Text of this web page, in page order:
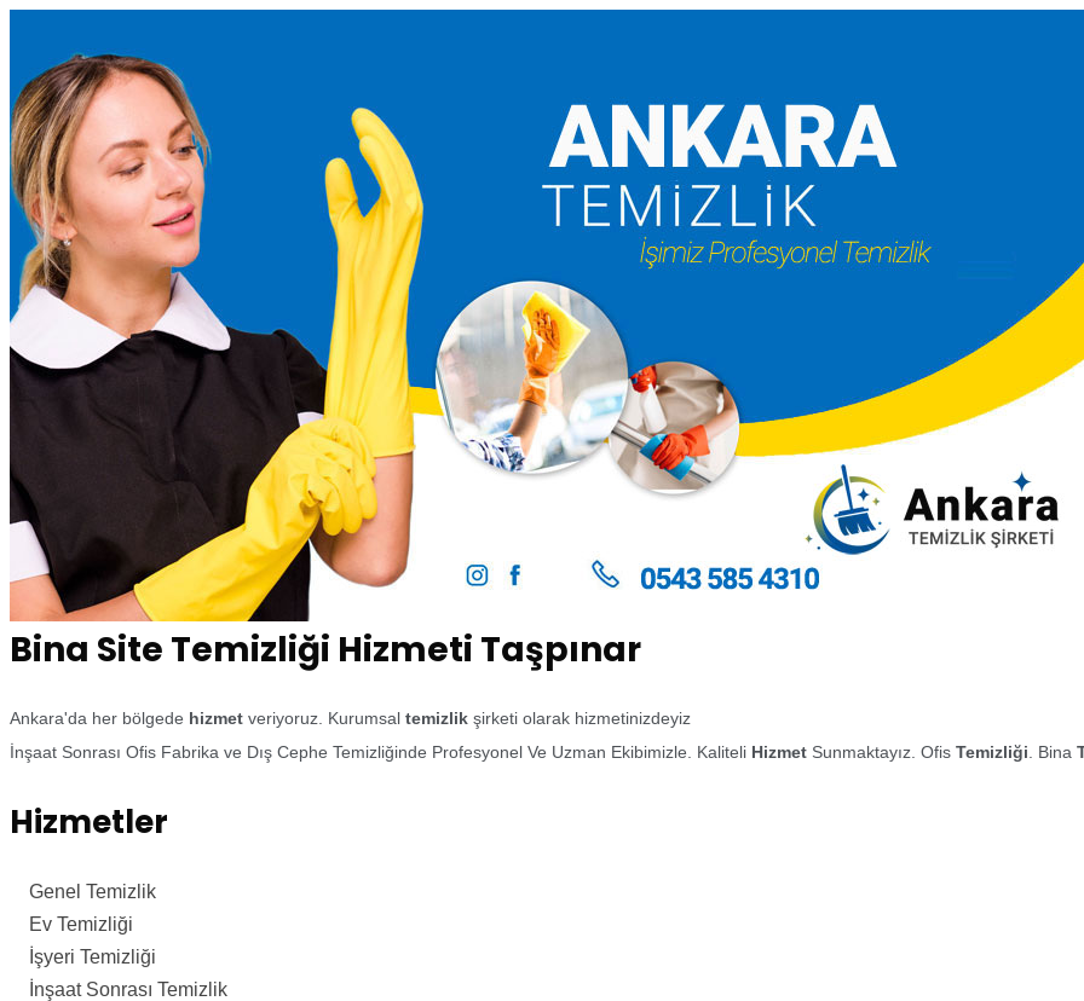
Bina Site Temizliği Hizmeti Taşpınar
Ankara'da her bölgede hizmet veriyoruz. Kurumsal temizlik şirketi olarak hizmetinizdeyiz
İnşaat Sonrası Ofis Fabrika ve Dış Cephe Temizliğinde Profesyonel Ve Uzman Ekibimizle. Kaliteli Hizmet Sunmaktayız. Ofis Temizliği . Bina
Hizmetler
Genel Temizlik
Ev Temizliği
İşyeri Temizliği
İnşaat Sonrası Temizlik